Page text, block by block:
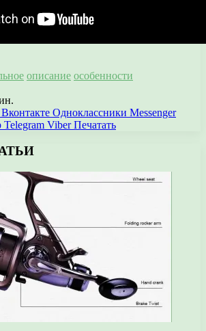
описание особенности
Вконтакте Одноклассники Messenger
Telegram Viber Печатать